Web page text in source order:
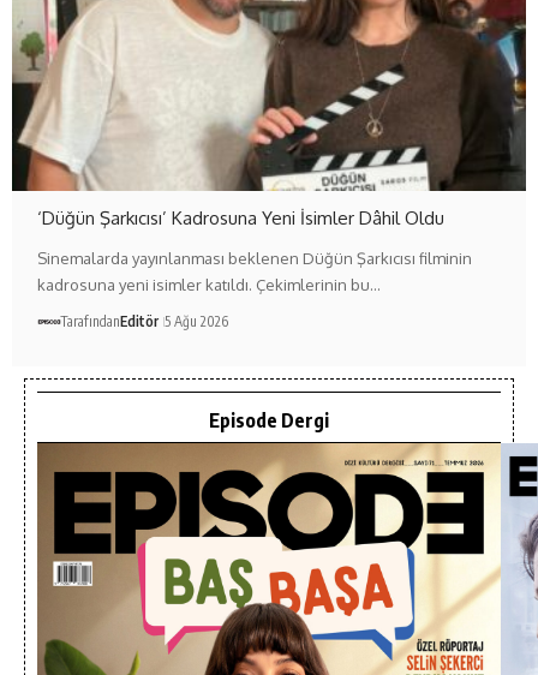
‘Düğün Şarkıcısı’ Kadrosuna Yeni İsimler Dâhil Oldu
Sinemalarda yayınlanması beklenen Düğün Şarkıcısı filminin
kadrosuna yeni isimler katıldı. Çekimlerinin bu…
TarafındanEditör 5 Ağu 2026
Episode Dergi